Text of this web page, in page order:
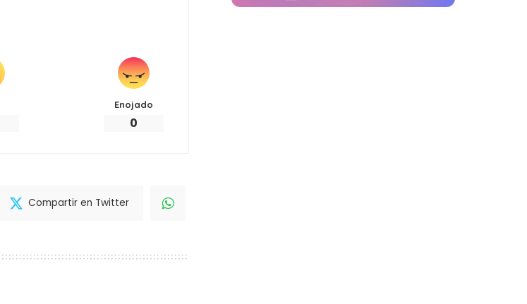
Enojado
0
Compartir en Twitter